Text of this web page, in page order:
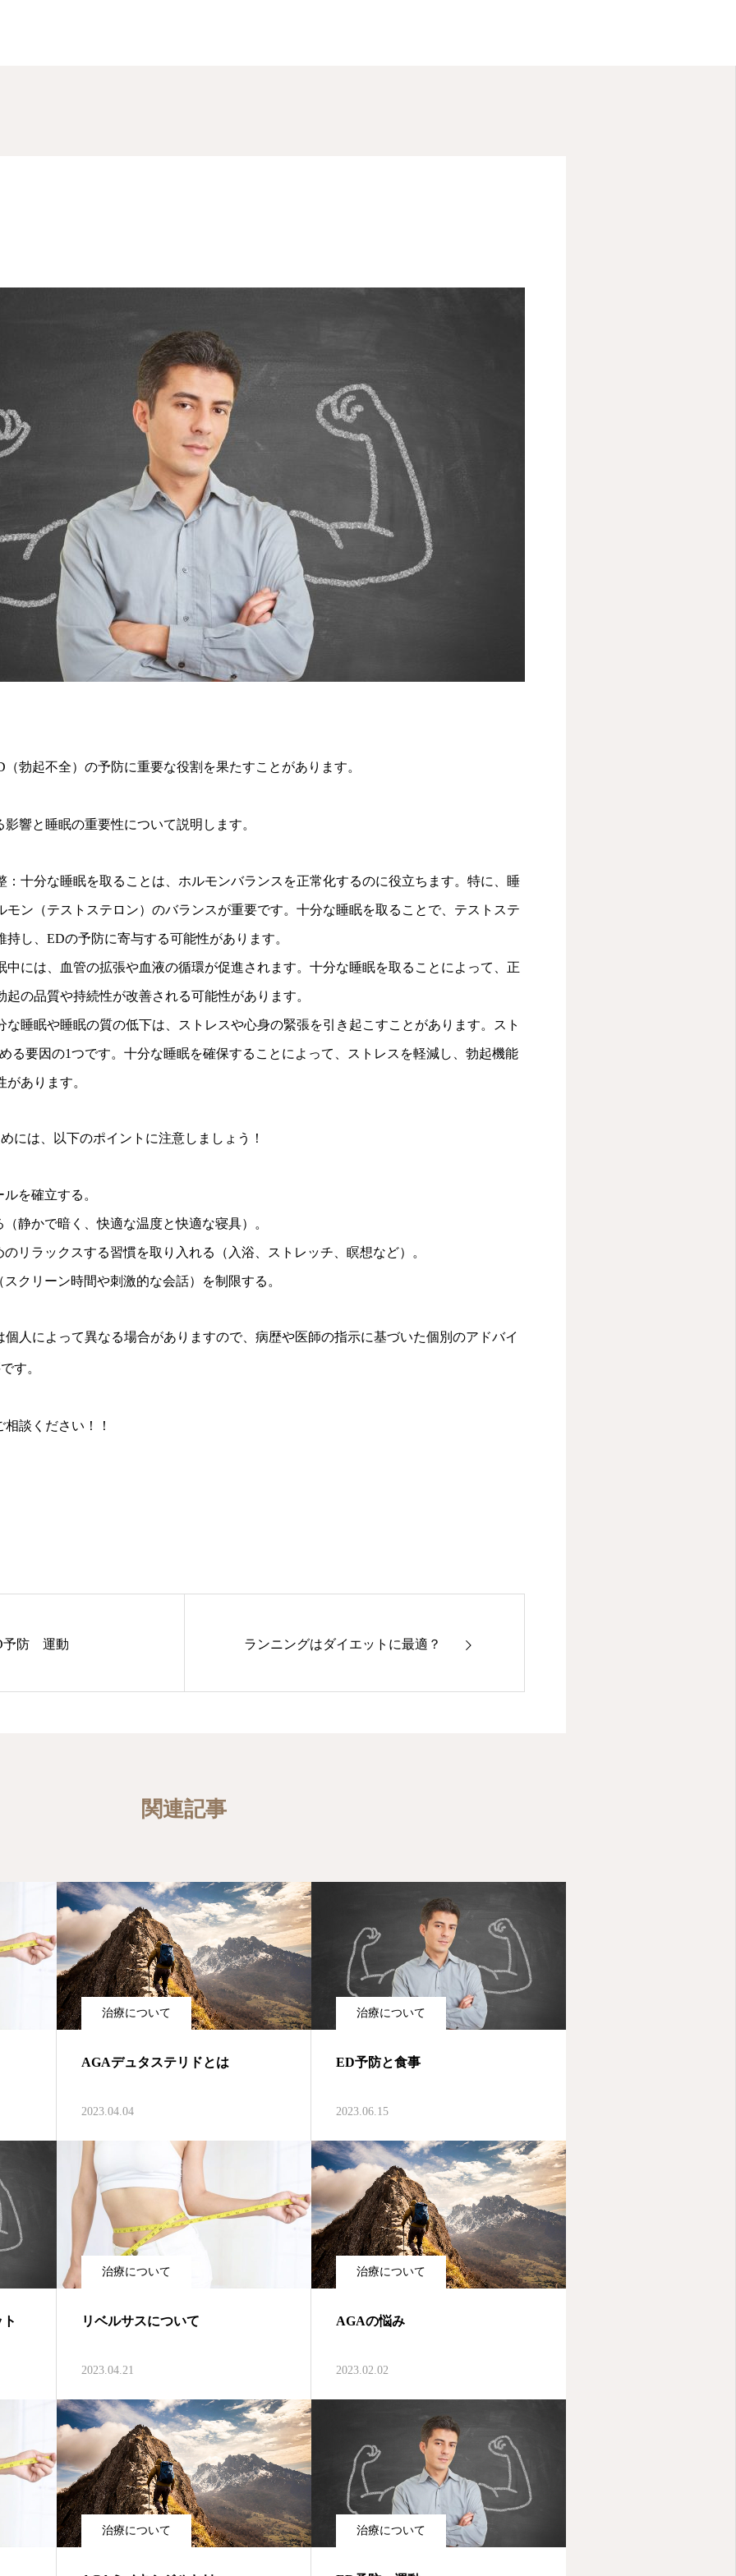
勃起不全）の予防に重要な役割を果たすことがあります。
響と睡眠の重要性について説明します。
：十分な睡眠を取ることは、ホルモンバランスを正常化するのに役立ちます。特に、睡
モン（テストステロン）のバランスが重要です。十分な睡眠を取ることで、テストステ
持し、EDの予防に寄与する可能性があります。
中には、血管の拡張や血液の循環が促進されます。十分な睡眠を取ることによって、正
の品質や持続性が改善される可能性があります。
な睡眠や睡眠の質の低下は、ストレスや心身の緊張を引き起こすことがあります。スト
る要因の1つです。十分な睡眠を確保することによって、ストレスを軽減し、勃起機能
あります。
には、以下のポイントに注意しましょう！
を確立する。
静かで暗く、快適な温度と快適な寝具）。
リラックスする習慣を取り入れる（入浴、ストレッチ、瞑想など）。
クリーン時間や刺激的な会話）を制限する。
個人によって異なる場合がありますので、病歴や医師の指示に基づいた個別のアドバイ
す。
談ください！！
予防 運動 ランニングはダイエットに最適？
関連記事
治療について
AGAデュタステリドとは
2023.04.04
治療について
ED予防と食事
2023.06.15
治療について
リベルサスについて
2023.04.21
治療について
AGAの悩み
2023.02.02
治療について 治療について